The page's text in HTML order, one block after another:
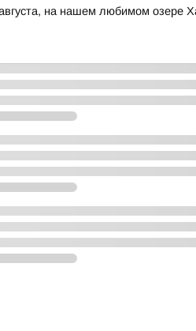
на нашем любимом озере